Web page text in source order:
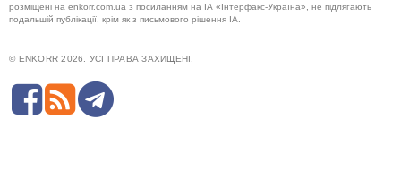
розміщені на enkorr.com.ua з посиланням на ІА «Інтерфакс-Україна», не підлягають
подальшій публікації, крім як з письмового рішення ІА.
© ENKORR 2026. УСІ ПРАВА ЗАХИЩЕНІ.